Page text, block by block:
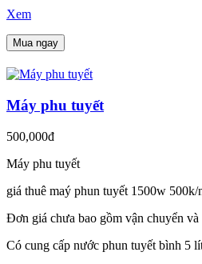
Xem
Mua ngay
Máy phu tuyết
500,000đ
Máy phu tuyết
giá thuê maý phun tuyết 1500w 500k/
Đơn giá chưa bao gồm vận chuyển và
Có cung cấp nước phun tuyết bình 5